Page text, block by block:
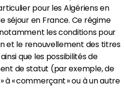
pour les Algériens en
séjour en France. Ce régime
les conditions pour
et le renouvellement des titres
que les possibilités de
de statut (par exemple, de
à « commerçant » ou à un autre